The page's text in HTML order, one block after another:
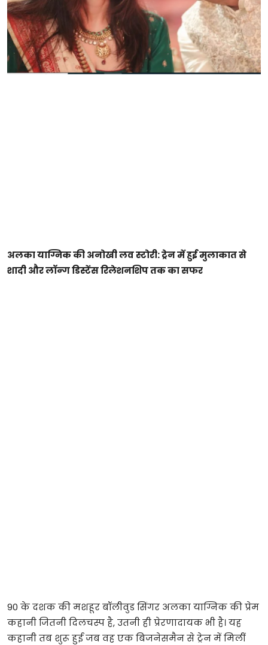
अलका याग्निक की अनोखी लव स्टोरी: ट्रेन में हुई मुलाकात से
शादी और लॉन्ग डिस्टेंस रिलेशनशिप तक का सफर
90 के दशक की मशहूर बॉलीवुड सिंगर अलका याग्निक की प्रेम
कहानी जितनी दिलचस्प है, उतनी ही प्रेरणादायक भी है। यह
कहानी तब शुरू हुई जब वह एक बिजनेसमैन से ट्रेन में मिलीं